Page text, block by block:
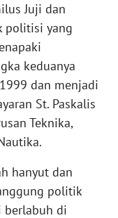
Juji dan
politisi yang
keduanya
dan menjadi
St. Paskalis
Teknika,
hanyut dan
politik
berlabuh di